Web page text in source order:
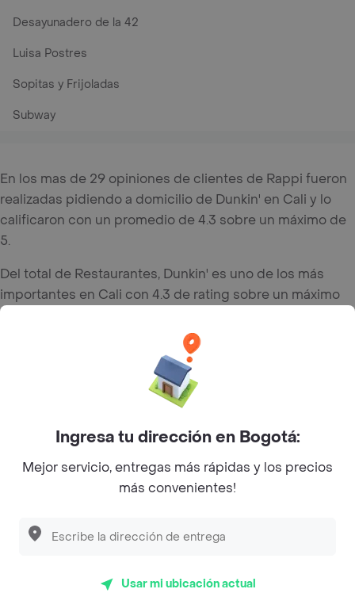
Desayunadero de la 42
Luisa Postres
Sopitas y Frijoladas
Subway
En los mas de 29 opiniones de clientes de Rappi fueron
realizadas pidiendo a domicilio de Dunkin' en Cali y lo
calificaron con un promedio de 4.3 sobre un máximo de
5.
Del total de Restaurantes, Dunkin' es uno de los más
importantes en Cali con 4.3 de rating sobre un máximo
de 5.
Top Marcas y Cadenas de Restaurantes
Ingresa tu dirección en Bogotá:
Mejor servicio, entregas más rápidas y los precios
más convenientes!
Usar mi ubicación actual